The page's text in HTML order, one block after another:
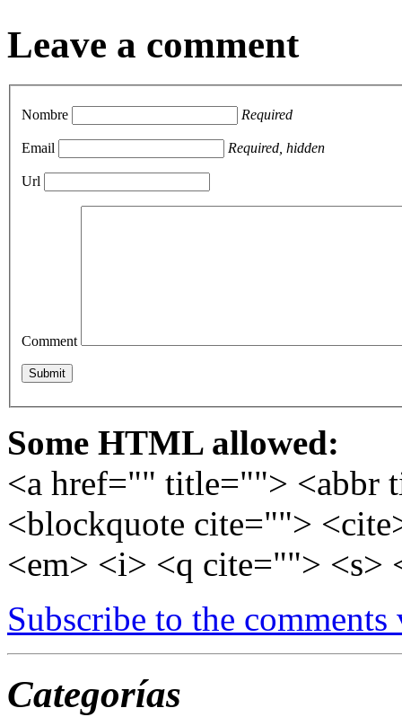
Leave a comment
Nombre Required
Email Required, hidden
Url
Comment
Some HTML allowed:
<a href="" title=""> <abbr
<blockquote cite="">
<em> <i> <q cite=""> <s>
Subscribe to the comments
Categorías